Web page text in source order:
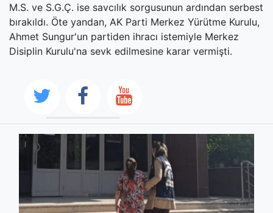
M.S. ve S.G.Ç. ise savcılık sorgusunun ardından serbest
bırakıldı. Öte yandan, AK Parti Merkez Yürütme Kurulu,
Ahmet Sungur'un partiden ihracı istemiyle Merkez
Disiplin Kurulu'na sevk edilmesine karar vermişti.